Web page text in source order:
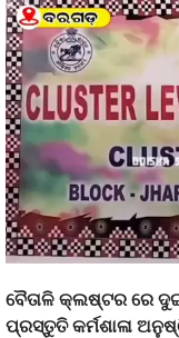
ବୈତାଳି କ୍ଲଷ୍ଟର ରେ
ପ୍ରସ୍ତୁତି କର୍ମଶାଳା